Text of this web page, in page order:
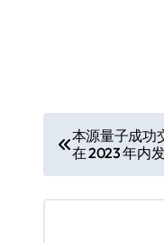
文
章
导
本源量子成功
在 2023 年内